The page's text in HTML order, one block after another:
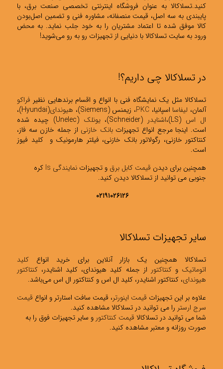
کنید.تسلاکالا به عنوان فروشگاه اینترنتی تخصصی صنعت برق، با
پایبندی به سه اصل، قیمت منصفانه، مشاوره فنی و تضمین اصل‌بودن
کالا موفق شده تا اعتماد مشتریان را به خود جلب نماید. به محض
ورود به سایت تسلاکالا با دنیایی از تجهیزات رو به رو می‌شوید!
در تسلاکالا چی داریم؟!
تسلاکالا مثل یک نمایشگاه فنی با انواع و اقسام برندهایی نظیر فراکو
آلمان، لیفاسا اسپانیا، PKC، زیمنس (Siemens)، هیوندای(Hyundai)،
ال اس (LS)، اشنایدر (Schneider)، یونلک
(Unelec) چیده شده
است. اینجا مرجع انواع تجهیزاتبانک خازنی از جمله خازن سه فاز،
کنتاکتور خازنی، رگولاتور بانک خازنی، فیلتر هارمونیک و کلید فیوز
است.
همچنین برای دیدن قیمت کابل برق و تجهیزات نمایندگی ls
کره
جنوبی می توانید از تسلاکالا دیدن کنید.
۰۲۱۹۱۰۲۶۱۲۶
سایر تجهیزات تسلاکالا
تسلاکالا همچنین یک بازار آنلاین برای خرید انواع کلید
اتوماتیک وکنتاکتور از جمله کلید هیوندای، کلید اشنایدر، کنتاکتور
هیوندای، کنتاکتور اشنایدر، کلید ال اس و کنتاکتور ال اس می‌باشد.
علاوه بر این تجهیزات قیمت اینورتر، قیمت سافت استارتر و انواع قیمت
سرج ارستر را می توانید در تسلاکالا مشاهده کنید.
شما می توانید در تسلاکالا قیمت کنتاکتور و سایر تجهیزات فوق را به
صورت روزانه و معتبر مشاهده کنید.